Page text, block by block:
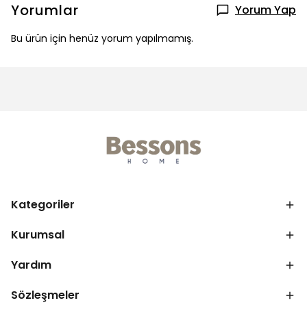
Yorumlar Yorum Yap
Bu ürün için henüz yorum yapılmamış.
Kategoriler
Kurumsal
Yardım
Sözleşmeler